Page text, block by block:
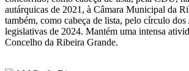
autárquicas de 2021, à Câmara Municipal da
também, como cabeça de lista, pelo círculo dos
legislativas de 2024. Mantém uma intensa
Concelho da Ribeira Grande.